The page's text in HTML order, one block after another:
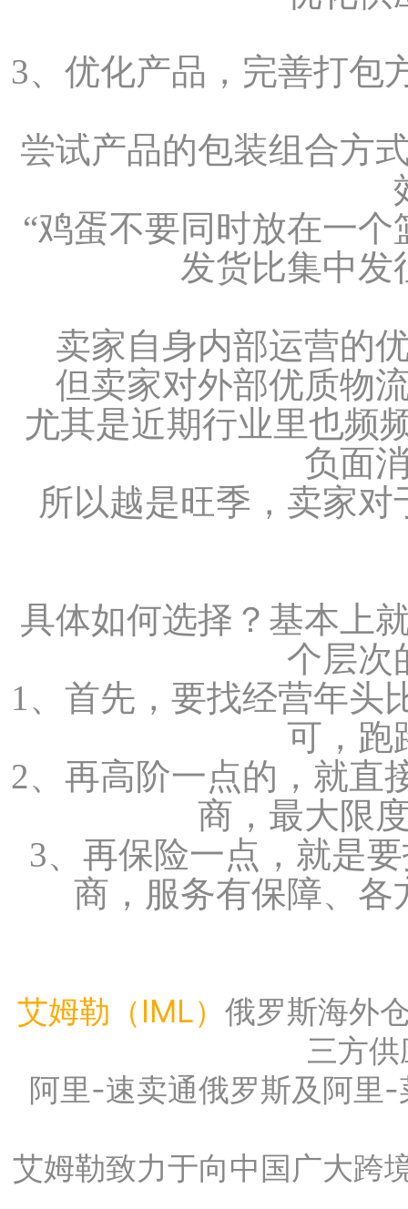
3、优化产品，完善打包
尝试产品的包装组合方
“鸡蛋不要同时放在一
发货比集中发
卖家自身内部运营的
但卖家对外部优质物
尤其是近期行业里也频
负面
所以越是旺季，卖家
具体如何选择？基本上
个层次
1、首先，要找经营年头
可，跑
2、再高阶一点的，就直
商，最大限
3、再保险一点，就是
商，服务有保障、
艾姆勒（IML） 俄罗斯海外
三方
阿里-速卖通俄罗斯及阿里
艾姆勒致力于向中国广大跨